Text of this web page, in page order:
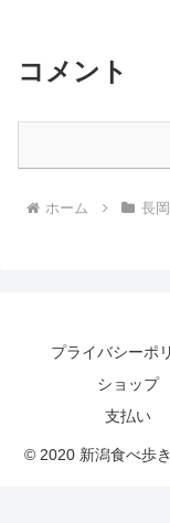
コメント
ホーム 長
プライバシーポ
ショップ
支払い
© 2020 新潟食べ歩